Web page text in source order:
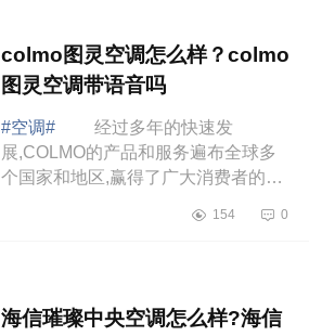
colmo图灵空调怎么样？colmo
图灵空调带语音吗
#空调#
经过多年的快速发
展,COLMO的产品和服务遍布全球多
个国家和地区,赢得了广大消费者的青
colmo图灵空调怎么样？colmo图灵空
154 0
海信璀璨中央空调怎么样?海信